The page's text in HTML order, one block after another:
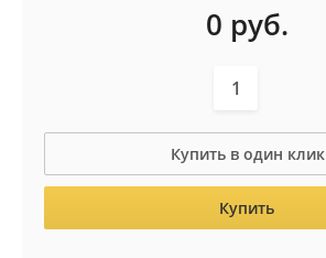
0 руб.
Купить в один клик
Купить